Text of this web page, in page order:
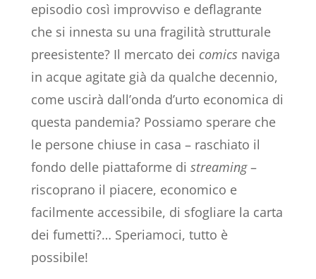
episodio così improvviso e deflagrante
che si innesta su una fragilità strutturale
preesistente? Il mercato dei comics naviga
in acque agitate già da qualche decennio,
come uscirà dall’onda d’urto economica di
questa pandemia? Possiamo sperare che
le persone chiuse in casa – raschiato il
fondo delle piattaforme di streaming–
riscoprano il piacere, economico e
facilmente accessibile, di sfogliare la carta
dei fumetti?… Speriamoci, tutto è
possibile!